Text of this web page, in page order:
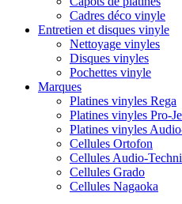
Cadres déco vinyle
Entretien et disques vinyle
Nettoyage vinyles
Disques vinyles
Pochettes vinyle
Marques
Platines vinyles Rega
Platines vinyles Pro-
Platines vinyles
Cellules Ortofon
Cellules Audio-
Cellules Grado
Cellules Nagaoka